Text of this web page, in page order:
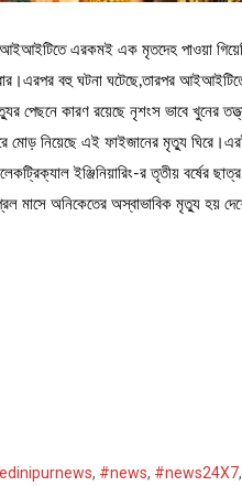
এরকমই এক মৃতদেহ পাওয়া
বহু ঘটনা ঘটেছে,তারপর
পেছনে কারণ রয়েছে নৃশংস ভাবে খুনের
মোড় নিয়েছে এই ফাইজানের মৃত্যু
ইঞ্জিনিয়ারিং-র তৃতীয় বর্ষের
মাসে অনিকেতের অস্বাভাবিক মৃত্যু হয়
, #news, #news24X7,